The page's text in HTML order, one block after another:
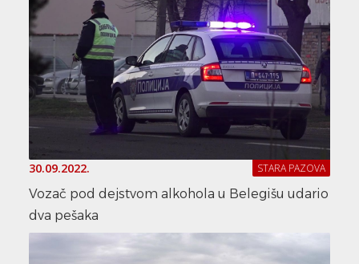
30.09.2022. STARA PAZOVA
Vozač pod dejstvom alkohola u Belegišu udario
dva pešaka